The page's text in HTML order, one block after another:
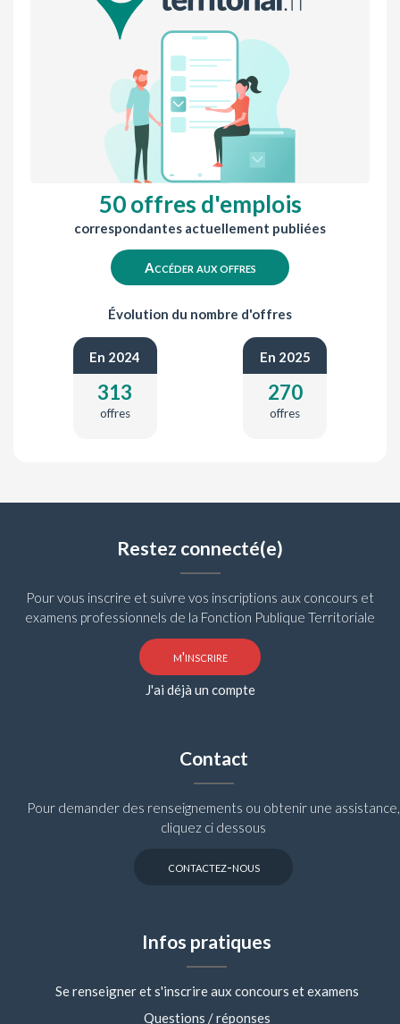
50 offres d'emplois
correspondantes actuellement publiées
Accéder aux offres
Évolution du nombre d'offres
En 2024
313
offres
En 2025
270
offres
Restez connecté(e)
Pour vous inscrire et suivre vos inscriptions aux concours et
examens professionnels de la Fonction Publique Territoriale
m'inscrire
J'ai déjà un compte
Contact
Pour demander des renseignements ou obtenir une assistance,
cliquez ci dessous
contactez-nous
Infos pratiques
Se renseigner et s'inscrire aux concours et examens
Questions / réponses